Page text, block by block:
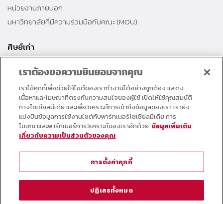
หน่วยงานภายนอก
มหาวิทยาลัยที่มีความร่วมมือกับคณะ (MOU)
ศิษย์เก่า
สำนักงานธรรมศาสตร์สัมพันธ์
ศิษย์เก่าดีเด่น
กองทุนวิศวกรแห่งธรรม เพื่อพัฒนาการศึกษา
อาจารย์และบุคลากร
วารสารคณะวิศวกรรมศาสตร์
เราต้องขอความยินยอมจากคุณ
เราใช้คุกกี้เพื่อช่วยให้ไซต์ของเราทำงานได้อย่างถูกต้อง แสดง
เนื้อหาและโฆษณาที่ตรงกับความสนใจของผู้ใช้ เปิดให้ใช้คุณสมบัติ
ทางโซเชียลมีเดีย และเพื่อวิเคราะห์การเข้าถึงข้อมูลของเรา เรายัง
แบ่งปันข้อมูลการใช้งานไซต์กับพาร์ทเนอร์โซเชียลมีเดีย การ
โฆษณาและพาร์ทเนอร์การวิเคราะห์ของเราอีกด้วย ข้อมูลเพิ่มเติม
เกี่ยวกับความเป็นส่วนตัวของคุณ
การตั้งค่าคุกกี้
ปฏิเสธทั้งหมด